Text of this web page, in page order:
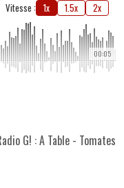
Vitesse : 1x 1.5x 2x
00:05
G! : A Table - Tomates